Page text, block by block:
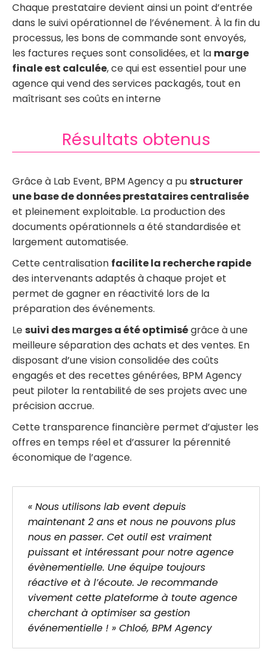
Chaque prestataire devient ainsi un point d’entrée
dans le suivi opérationnel de l’événement. À la fin du
processus, les bons de commande sont envoyés,
les factures reçues sont consolidées, et la marge
finale est calculée, ce qui est essentiel pour une
agence qui vend des services packagés, tout en
maîtrisant ses coûts en interne
Résultats obtenus
Grâce à Lab Event, BPM Agency a pustructurer
une base de données prestataires centralisée
et pleinement exploitable. La production des
documents opérationnels a été standardisée et
largement automatisée.
Cette centralisation facilite la recherche rapide
des intervenants adaptés à chaque projet et
permet de gagner en réactivité lors de la
préparation des événements.
Lesuivi des marges a été optimiségrâce à une
meilleure séparation des achats et des ventes. En
disposant d’une vision consolidée des coûts
engagés et des recettes générées, BPM Agency
peut piloter la rentabilité de ses projets avec une
précision accrue.
Cette transparence financière permet d’ajuster les
offres en temps réel et d’assurer la pérennité
économique de l’agence.
« Nous utilisons lab event depuis
maintenant 2 ans et nous ne pouvons plus
nous en passer. Cet outil est vraiment
puissant et intéressant pour notre agence
évènementielle. Une équipe toujours
réactive et à l’écoute. Je recommande
vivement cette plateforme à toute agence
cherchant à optimiser sa gestion
événementielle ! » Chloé, BPM Agency